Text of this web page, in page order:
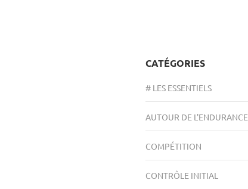
CATÉGORIES
# LES ESSENTIELS
AUTOUR DE L'ENDURANCE
COMPÉTITION
CONTRÔLE INITIAL